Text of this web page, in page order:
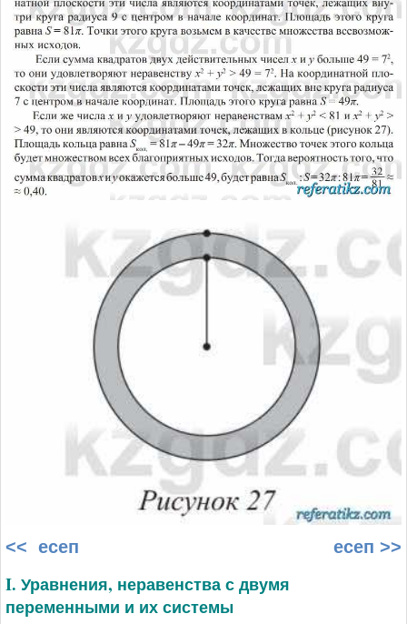
<< есеп есеп >>
I. Уравнения, неравенства с двумя
переменными и их системы